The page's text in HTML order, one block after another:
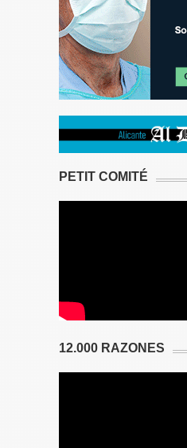
PETIT COMITÉ
12.000 RAZONES